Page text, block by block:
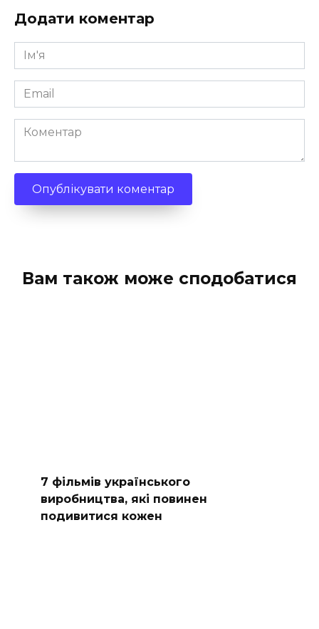
Додати коментар
Ім'я
*
Email
*
Коментар
Вам також може сподобатися
7 фільмів українського
виробництва, які повинен
подивитися кожен